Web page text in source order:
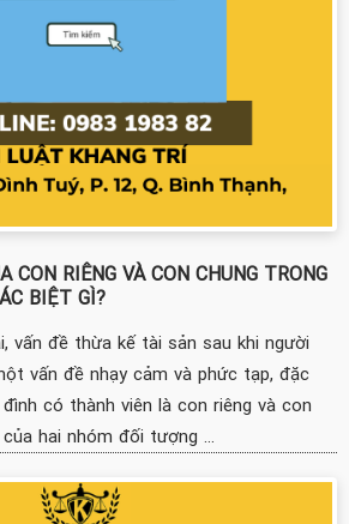
CON RIÊNG VÀ CON CHUNG TRONG
BIỆT GÌ?
vấn đề thừa kế tài sản sau khi người
vấn đề nhạy cảm và phức tạp, đặc
có thành viên là con riêng và con
hai nhóm đối tượng ...